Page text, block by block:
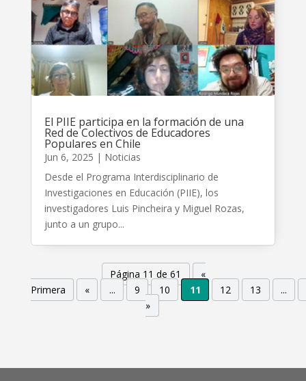
El PIIE participa en la formación de una
Red de Colectivos de Educadores
Populares en Chile
Jun 6, 2025 | Noticias
Desde el Programa Interdisciplinario de
Investigaciones en Educación (PIIE), los
investigadores Luis Pincheira y Miguel Rozas,
junto a un grupo...
Página 11 de 61
«
Primera
« ... 9 10 11 12 13
...
»